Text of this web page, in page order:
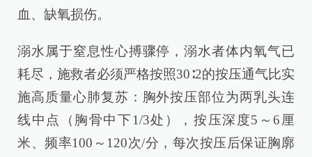
血、缺氧损伤。
溺水属于窒息性心搏骤停，溺水者体内氧气已
耗尽，施救者必须严格按照30∶2的按压通气比实
施高质量心肺复苏：胸外按压部位为两乳头连
线中点（胸骨中下1/3处），按压深度5～6厘
米、频率100～120次/分，每次按压后保证胸廓